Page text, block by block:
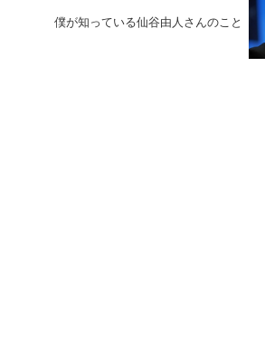
僕が知っている仙谷由人さんのこと